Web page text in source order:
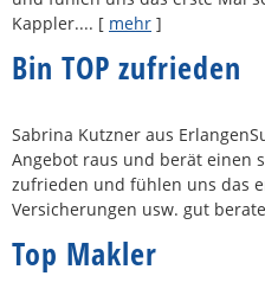
Kappler.... [ mehr ]
Bin TOP zufrieden
Sabrina Kutzner aus
Angebot raus und berät einen
zufrieden und fühlen uns das
Versicherungen usw. gut
Top Makler